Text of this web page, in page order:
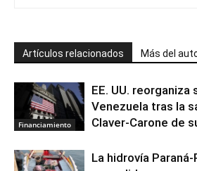
Artículos relacionados Más del
Financiamiento
EE. UU.
Venezuela tras la
Claver-Carone de
La hidrovía